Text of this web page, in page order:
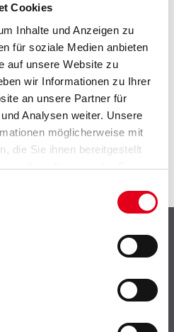
Cookies
Inhalte und Anzeigen zu
für soziale Medien anbieten
auf unsere Website zu
wir Informationen zu Ihrer
an unsere Partner für
Analysen weiter. Unsere
möglicherweise mit
die Sie ihnen bereitgestellt
Ihrer Nutzung der Dienste
schon an der Lösung und
wie möglich beheben.
unseren Online-Shop
sich inspirieren.
ONLINE-SHOP